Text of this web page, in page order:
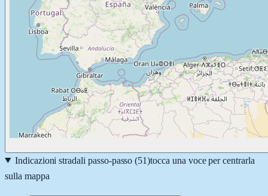
Indicazioni stradali passo-passo (51)tocca una voce per centrarla
sulla mappa